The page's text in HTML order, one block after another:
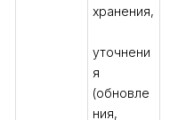
хранения,
уточнени
я
(обновле
ния,